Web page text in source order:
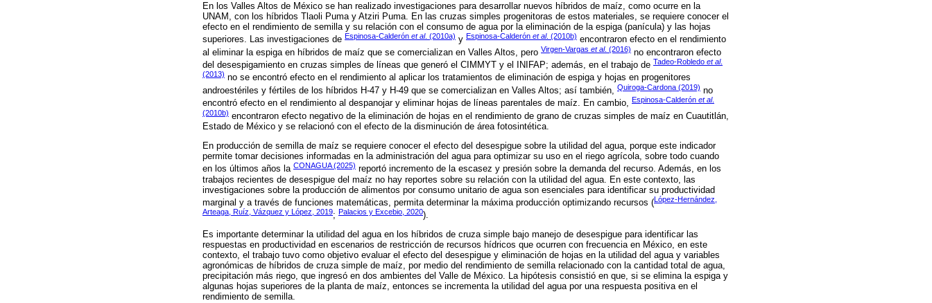
En los Valles Altos de México se han realizado investigaciones para desarrollar nuevos híbridos de maíz, como ocurre en la
UNAM, con los híbridos Tlaoli Puma y Atziri Puma. En las cruzas simples progenitoras de estos materiales, se requiere conocer el
efecto en el rendimiento de semilla y su relación con el consumo de agua por la eliminación de la espiga (panícula) y las hojas
superiores. Las investigaciones de Espinosa-Calderón et al. (2010a) y Espinosa-Calderón et al. (2010b) encontraron efecto en el rendimiento
al eliminar la espiga en híbridos de maíz que se comercializan en Valles Altos, pero Virgen-Vargas et al. (2016) no encontraron efecto
del desespigamiento en cruzas simples de líneas que generó el CIMMYT y el INIFAP; además, en el trabajo de Tadeo-Robledo et al.
(2013) no se encontró efecto en el rendimiento al aplicar los tratamientos de eliminación de espiga y hojas en progenitores
androestériles y fértiles de los híbridos H-47 y H-49 que se comercializan en Valles Altos; así también, Quiroga-Cardona (2019) no
encontró efecto en el rendimiento al despanojar y eliminar hojas de líneas parentales de maíz. En cambio, Espinosa-Calderón et al.
(2010b) encontraron efecto negativo de la eliminación de hojas en el rendimiento de grano de cruzas simples de maíz en Cuautitlán,
Estado de México y se relacionó con el efecto de la disminución de área fotosintética.
En producción de semilla de maíz se requiere conocer el efecto del desespigue sobre la utilidad del agua, porque este indicador
permite tomar decisiones informadas en la administración del agua para optimizar su uso en el riego agrícola, sobre todo cuando
en los últimos años la CONAGUA (2025) reportó incremento de la escasez y presión sobre la demanda del recurso. Además, en los
trabajos recientes de desespigue del maíz no hay reportes sobre su relación con la utilidad del agua. En este contexto, las
investigaciones sobre la producción de alimentos por consumo unitario de agua son esenciales para identificar su productividad
marginal y a través de funciones matemáticas, permita determinar la máxima producción optimizando recursos (López-Hernández,
Arteaga, Ruíz, Vázquez y López, 2019; Palacios y Excebio, 2020).
Es importante determinar la utilidad del agua en los híbridos de cruza simple bajo manejo de desespigue para identificar las
respuestas en productividad en escenarios de restricción de recursos hídricos que ocurren con frecuencia en México, en este
contexto, el trabajo tuvo como objetivo evaluar el efecto del desespigue y eliminación de hojas en la utilidad del agua y variables
agronómicas de híbridos de cruza simple de maíz, por medio del rendimiento de semilla relacionado con la cantidad total de agua,
precipitación más riego, que ingresó en dos ambientes del Valle de México. La hipótesis consistió en que, si se elimina la espiga y
algunas hojas superiores de la planta de maíz, entonces se incrementa la utilidad del agua por una respuesta positiva en el
rendimiento de semilla.